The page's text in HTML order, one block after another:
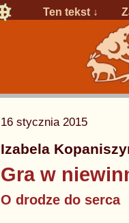
Ten tekst ↓
16 stycznia 2015
Izabela
Gra w
O drodze do serca